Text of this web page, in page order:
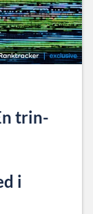
trin-
i